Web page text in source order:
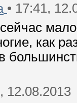
• 17:41,
как
12.08.2013